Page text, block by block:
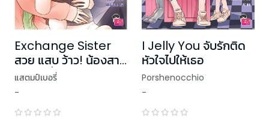
Exchange Sister
สวย แสบ ว้าว! น้องสาว
แลกเปลี่ยน
แสตมป์เบอรี่
-
I Jelly You จับรักติด
หัวใจไปให้เธอ
Porshenocchio
-